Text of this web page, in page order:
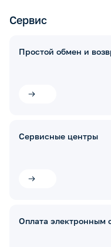
Сервис
Простой обмен и
Сервисные центры
Оплата электронным